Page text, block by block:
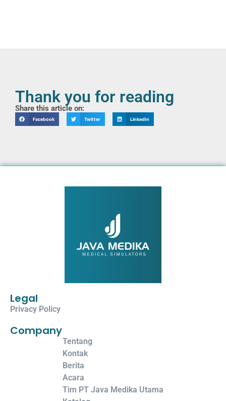
Thank you for reading
Share this article on:
Facebook Twitter LinkedIn
Legal
Privacy Policy
Tentang
Kontak
Berita
Acara
Tim PT Java Medika Utama
Company